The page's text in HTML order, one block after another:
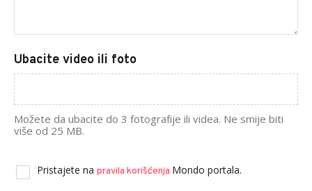
Ubacite video ili foto
Možete da ubacite do 3 fotografije ili videa. Ne smije biti
više od 25 MB.
Pristajete na pravila korišćenja Mondo portala.